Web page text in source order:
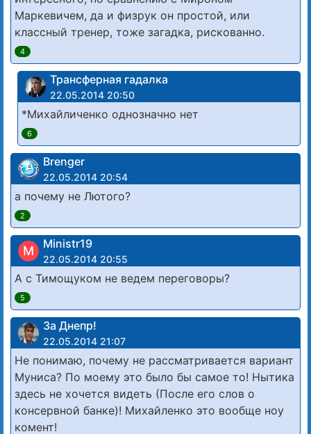
Маркевичем, да и физрук он простой, или
классный тренер, тоже загадка, рискованно.
4
Трансферная гадалка
22.05.2014 20:50
*Михайличенко однозначно нет
6
Brenger
22.05.2014 20:54
а почему не Лютого?
2
M Ministr19
22.05.2014 20:55
А с Тимощуком не ведем переговоры?
5
За Днепр!
22.05.2014 21:07
Не понимаю, почему не рассматривается вариант
Муниса? По моему это было бы самое то! Нытика
здесь не хочется видеть (После его слов о
консервной банке)! Михайленко это вообще ноу
комент!